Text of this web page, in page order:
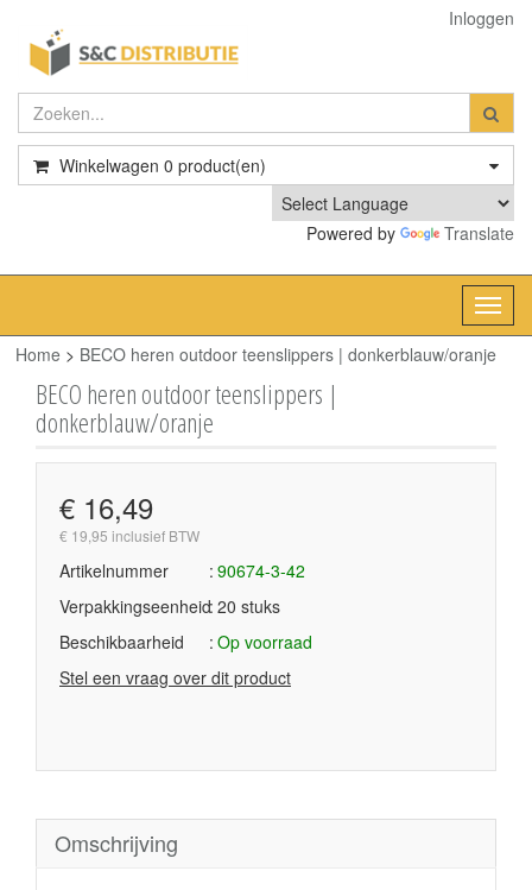
Inloggen
Winkelwagen 0 product(en)
Powered by Translate
Home > BECO heren outdoor teenslippers | donkerblauw/oranje
BECO heren outdoor teenslippers |
donkerblauw/oranje
€ 16,49
€ 19,95 inclusief BTW
Artikelnummer
90674-3-42
Verpakkingseenheid 20 stuks
Beschikbaarheid
Op voorraad
Stel een vraag over dit product
Omschrijving